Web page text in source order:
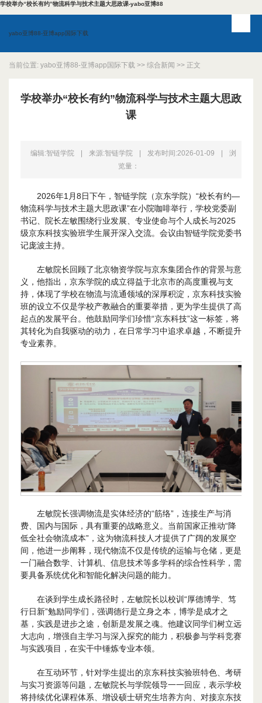
学校举办“校长有约”物流科学与技术主题大思政课-yabo亚博88
yabo亚博88-亚博app国际下载
当前位置: yabo亚博88-亚博app国际下载 >> 综合新闻 >> 正文
学校举办“校长有约”物流科学与技术主题大思政
课
编辑:智链学院 来源:智链学院 发布时间:2026-01-09
浏
览量：
2026年1月8日下午，智链学院（京东学院）“校长有约—
物流科学与技术主题大思政课”在小院咖啡举行，学校党委副
书记、院长左敏围绕行业发展、专业使命与个人成长与2025
级京东科技实验班学生展开深入交流。会议由智链学院党委书
记庞波主持。
左敏院长回顾了北京物资学院与京东集团合作的背景与意
义，他指出，京东学院的成立得益于北京市的高度重视与支
持，体现了学校在物流与流通领域的深厚积淀，京东科技实验
班的设立不仅是学校产教融合的重要举措，更为学生提供了高
起点的发展平台。他鼓励同学们珍惜“京东科技”这一标签，将
其转化为自我驱动的动力，在日常学习中追求卓越，不断提升
专业素养。
左敏院长强调物流是实体经济的“筋络”，连接生产与消
费、国内与国际，具有重要的战略意义。当前国家正推动“降
低全社会物流成本”，这为物流科技人才提供了广阔的发展空
间，他进一步阐释，现代物流不仅是传统的运输与仓储，更是
一门融合数学、计算机、信息技术等多学科的综合性科学，需
要具备系统优化和智能化解决问题的能力。
在谈到学生成长路径时，左敏院长以校训“厚德博学、笃
行日新”勉励同学们，强调德行是立身之本，博学是成才之
基，实践是进步之途，创新是发展之魂。他建议同学们树立远
大志向，增强自主学习与深入探究的能力，积极参与学科竞赛
与实践项目，在实干中锤炼专业本领。
在互动环节，针对学生提出的京东科技实验班特色、考研
与实习资源等问题，左敏院长与学院领导一一回应，表示学校
将持续优化课程体系、增设硕士研究生培养方向、对接京东技